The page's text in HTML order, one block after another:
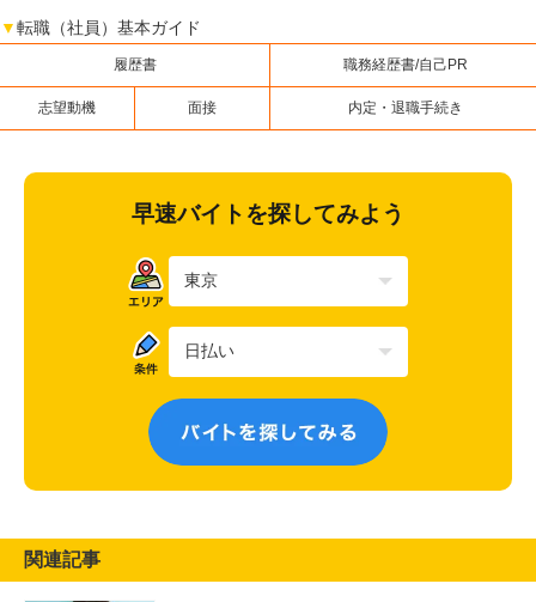
▼転職（社員）基本ガイド
履歴書 職務経歴書/自己PR
志望動機 面接 内定・退職手続き
早速バイトを探してみよう
関連記事